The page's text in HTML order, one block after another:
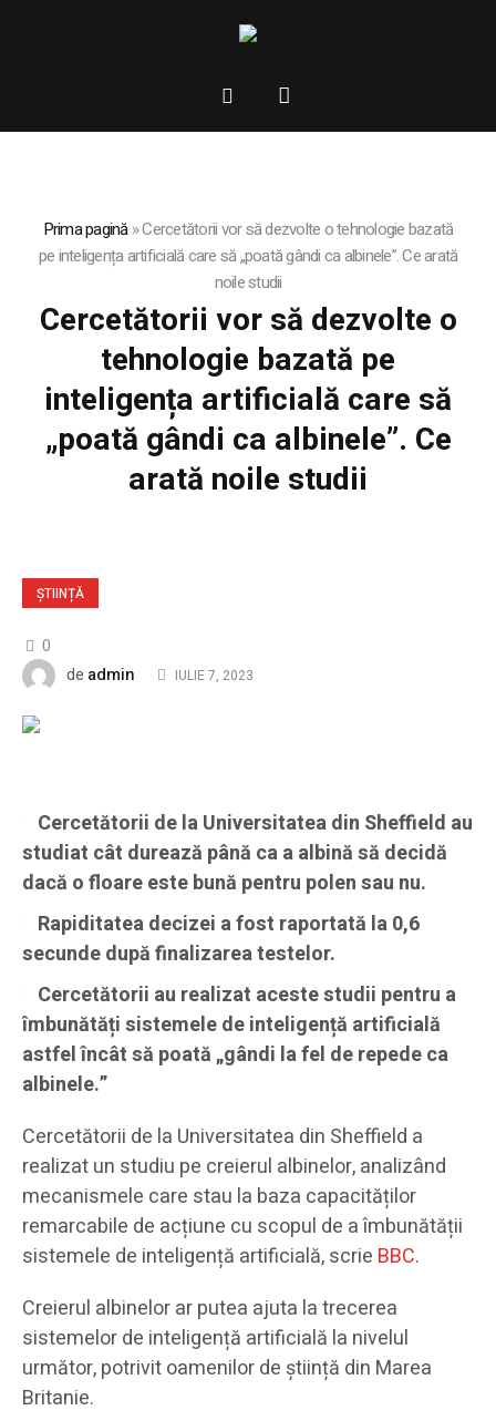
Prima pagină»Cercetătorii vor să dezvolte o tehnologie bazată
pe inteligența artificială care să „poată gândi ca albinele”. Ce arată
noile studii
Cercetătorii vor să dezvolte o
tehnologie bazată pe
inteligența artificială care să
„poată gândi ca albinele”. Ce
arată noile studii
ȘTIINȚĂ
0
de admin IULIE 7, 2023
Cercetătorii de la Universitatea din Sheffield au
studiat cât durează până ca a albină să decidă
dacă o floare este bună pentru polen sau nu.
Rapiditatea decizei a fost raportată la 0,6
secunde după finalizarea testelor.
Cercetătorii au realizat aceste studii pentru a
îmbunătăți sistemele de inteligență artificială
astfel încât să poată „gândi la fel de repede ca
albinele.”
Cercetătorii de la Universitatea din Sheffield a
realizat un studiu pe creierul albinelor, analizând
mecanismele care stau la baza capacităților
remarcabile de acțiune cu scopul de a îmbunătății
sistemele de inteligență artificială, scrie BBC.
Creierul albinelor ar putea ajuta la trecerea
sistemelor de inteligență artificială la nivelul
următor, potrivit oamenilor de știință din Marea
Britanie.